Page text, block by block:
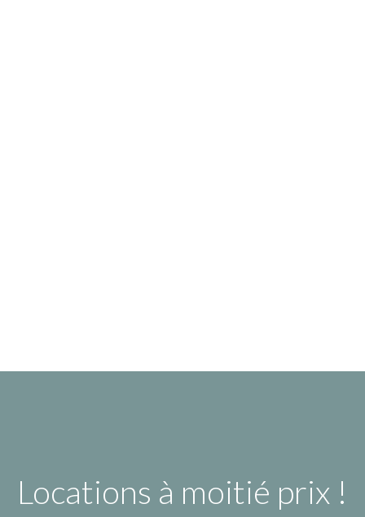
Locations à moitié prix !